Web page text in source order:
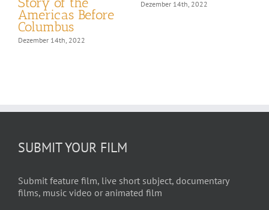
Americas Before
Columbus
Dezember 14th, 2022
Dezember 14th, 2022
SUBMIT YOUR FILM
Submit feature film, live short subject, documentary
films, music video or animated film